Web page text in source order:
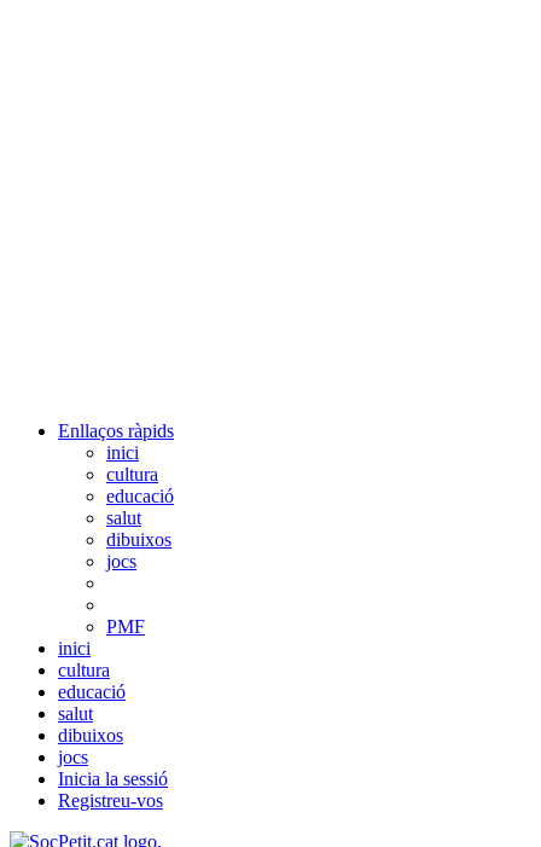
Enllaços ràpids
inici
cultura
educació
salut
dibuixos
jocs
PMF
inici
cultura
educació
salut
dibuixos
jocs
Inicia la sessió
Registreu-vos